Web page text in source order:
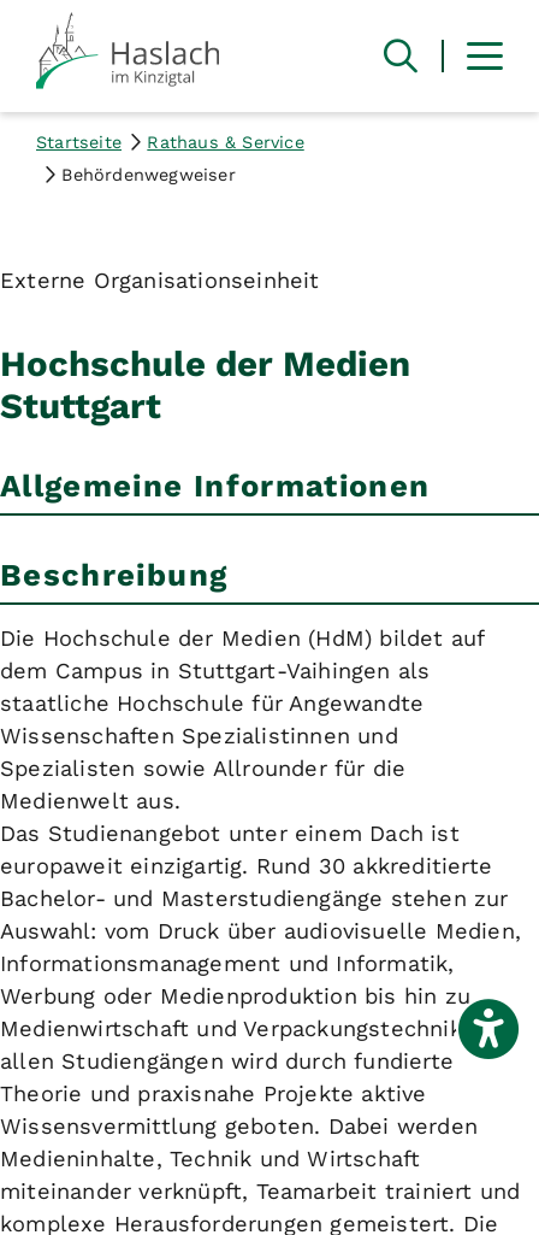
Startseite
Rathaus & Service
Behördenwegweiser
Externe Organisationseinheit
Hochschule der Medien
Stuttgart
Allgemeine Informationen
Beschreibung
Die Hochschule der Medien (HdM) bildet auf
dem Campus in Stuttgart-Vaihingen als
staatliche Hochschule für Angewandte
Wissenschaften Spezialistinnen und
Spezialisten sowie Allrounder für die
Medienwelt aus.
Das Studienangebot unter einem Dach ist
europaweit einzigartig. Rund 30 akkreditierte
Bachelor- und Masterstudiengänge stehen zur
Auswahl: vom Druck über audiovisuelle Medien,
Informationsmanagement und Informatik,
Werbung oder Medienproduktion bis hin zu
Medienwirtschaft und Verpackungstechnik. In
allen Studiengängen wird durch fundierte
Theorie und praxisnahe Projekte aktive
Wissensvermittlung geboten. Dabei werden
Medieninhalte, Technik und Wirtschaft
miteinander verknüpft, Teamarbeit trainiert und
komplexe Herausforderungen gemeistert. Die